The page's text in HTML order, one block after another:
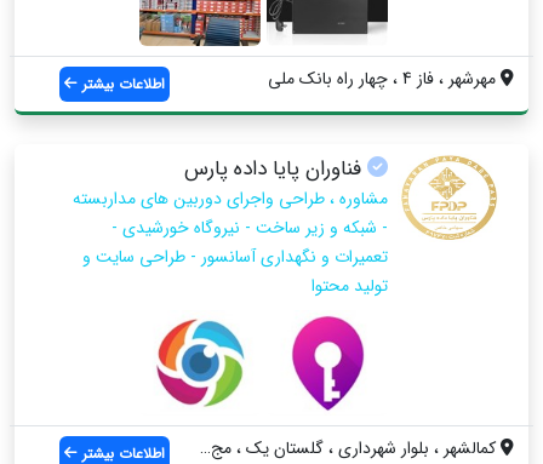
مهرشهر ، فاز 4 ، چهار راه بانک ملی اطلاعات بیشتر
فناوران پایا داده پارس
مشاوره ، طراحی واجرای دوربین های مداربسته
- شبکه و زیر ساخت - نیروگاه خورشیدی -
تعمیرات و نگهداری آسانسور - طراحی سایت و
تولید محتوا
کمالشهر ، بلوار شهرداری ، گلستان یک ، مج... اطلاعات بیشتر